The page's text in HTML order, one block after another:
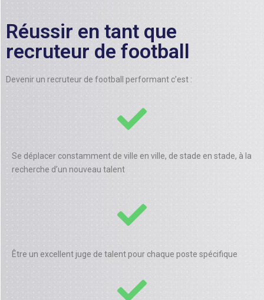
Réussir en tant que
recruteur de football
Devenir un recruteur de football performant c’est :
Se déplacer constamment de ville en ville, de stade en stade, à la
recherche d’un nouveau talent
Être un excellent juge de talent pour chaque poste spécifique